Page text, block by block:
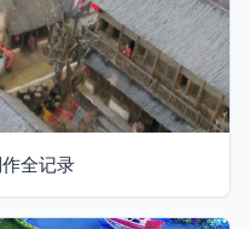
全记录